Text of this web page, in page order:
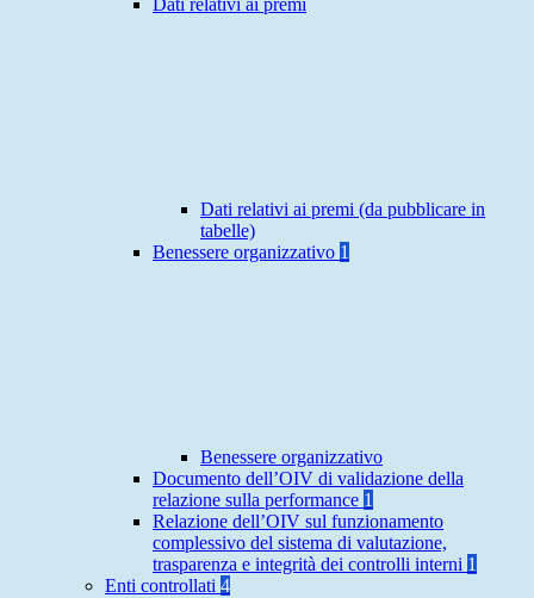
Dati relativi ai premi
Dati relativi ai premi (da pubblicare in
tabelle)
Benessere organizzativo 1
Benessere organizzativo
Documento dell’OIV di validazione della
relazione sulla performance 1
Relazione dell’OIV sul funzionamento
complessivo del sistema di valutazione,
trasparenza e integrità dei controlli interni 1
Enti controllati 4